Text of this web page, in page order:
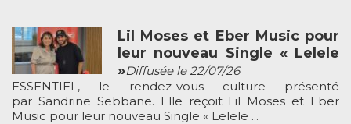
Lil Moses et Eber Music pour
leur nouveau Single « Lelele
»Diffusée le 22/07/26
ESSENTIEL, le rendez-vous culture présenté
par Sandrine Sebbane. Elle reçoit Lil Moses et Eber
Music pour leur nouveau Single « Lelele ...